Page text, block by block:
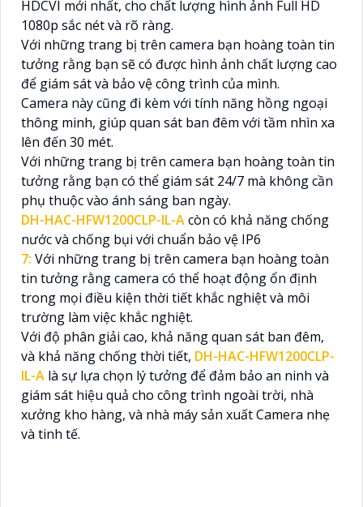
HDCVI mới nhất, cho chất lượng hình ảnh Full HD
1080p sắc nét và rõ ràng.
Với những trang bị trên camera bạn hoàng toàn tin
tưởng rằng bạn sẽ có được hình ảnh chất lượng cao
để giám sát và bảo vệ công trình của mình.
Camera này cũng đi kèm với tính năng hồng ngoại
thông minh, giúp quan sát ban đêm với tầm nhìn xa
lên đến 30 mét.
Với những trang bị trên camera bạn hoàng toàn tin
tưởng rằng bạn có thể giám sát 24/7 mà không cần
phụ thuộc vào ánh sáng ban ngày.
DH-HAC-HFW1200CLP-IL-Acòn có khả năng chống
nước và chống bụi với chuẩn bảo vệ IP6
7: Với những trang bị trên camera bạn hoàng toàn
tin tưởng rằng camera có thể hoạt động ổn định
trong mọi điều kiện thời tiết khắc nghiệt và môi
trường làm việc khắc nghiệt.
Với độ phân giải cao, khả năng quan sát ban đêm,
và khả năng chống thời tiết, DH-HAC-HFW1200CLP-
IL-A là sự lựa chọn lý tưởng để đảm bảo an ninh và
giám sát hiệu quả cho công trình ngoài trời, nhà
xưởng kho hàng, và nhà máy sản xuất Camera nhẹ
và tinh tế.